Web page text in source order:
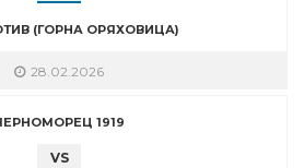
(ГОРНА ОРЯХОВИЦА)
28.02.2026
1919
VS